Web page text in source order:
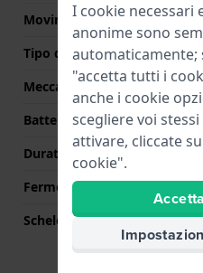
Movimento svizzero
Tipo di display
Meccanismo
Batteria
Durata della batteria
Fermo macchina
Scheletrato
I cookie necessari
anonime sono
automaticamente;
"accetta tutti i
anche i cookie
scegliere voi
attivare, cliccate
cookie".